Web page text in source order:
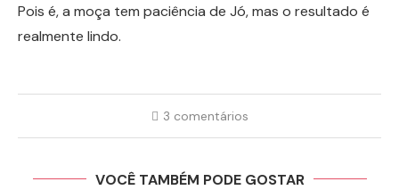
Pois é, a moça tem paciência de Jó, mas o resultado é
realmente lindo.
3 comentários
VOCÊ TAMBÉM PODE GOSTAR